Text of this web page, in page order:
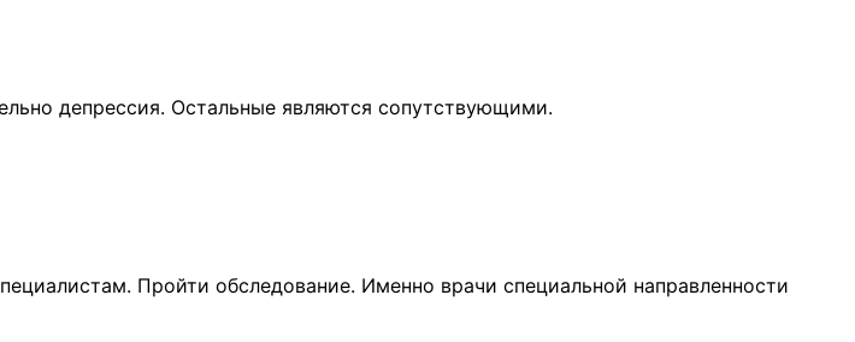
депрессия. Остальные являются сопутствующими.
Пройти обследование. Именно врачи специальной направленности